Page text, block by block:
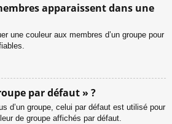
apparaissent dans une
une couleur aux membres d’un groupe pour
par défaut » ?
d’un groupe, celui par défaut est utilisé pour
de groupe affichés par défaut.